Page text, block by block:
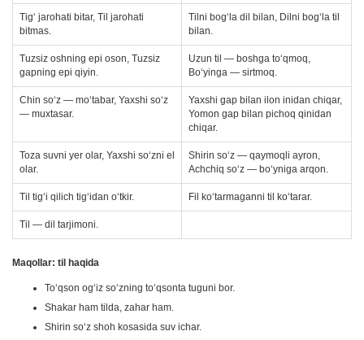
Tig‘ jarohati bitar, Til jarohati
bitmas.
Tilni bog‘la dil bilan, Dilni bog‘la til
bilan.
Tuzsiz oshning epi oson, Tuzsiz
gapning epi qiyin.
Uzun til — boshga to‘qmoq,
Bo‘yinga — sirtmoq.
Chin so‘z — mo‘tabar, Yaxshi so‘z
— muxtasar.
Yaxshi gap bilan ilon inidan chiqar,
Yomon gap bilan pichoq qinidan
chiqar.
Toza suvni yer olar, Yaxshi so‘zni el
olar.
Shirin so‘z — qaymoqli ayron,
Achchiq so‘z — bo‘yniga arqon.
Til tig‘i qilich tig‘idan o‘tkir. Fil ko‘tarmaganni til ko‘tarar.
Til — dil tarjimoni.
Maqollar: til haqida
To‘qson og‘iz so‘zning to‘qsonta tuguni bor.
Shakar ham tilda, zahar ham.
Shirin so‘z shoh kosasida suv ichar.